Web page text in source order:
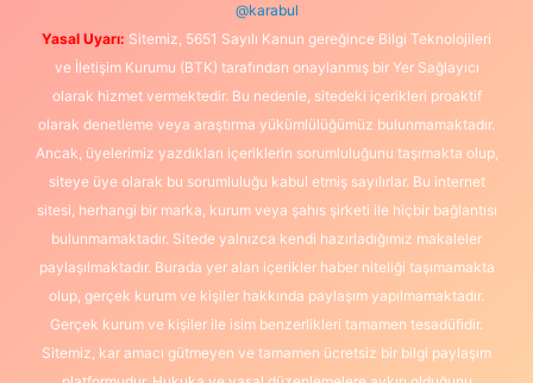
@karabul
Yasal Uyarı: Sitemiz, 5651 Sayılı Kanun gereğince Bilgi Teknolojileri
ve İletişim Kurumu (BTK) tarafından onaylanmış bir Yer Sağlayıcı
olarak hizmet vermektedir. Bu nedenle, sitedeki içerikleri proaktif
olarak denetleme veya araştırma yükümlülüğümüz bulunmamaktadır.
Ancak, üyelerimiz yazdıkları içeriklerin sorumluluğunu taşımakta olup,
siteye üye olarak bu sorumluluğu kabul etmiş sayılırlar. Bu internet
sitesi, herhangi bir marka, kurum veya şahıs şirketi ile hiçbir bağlantısı
bulunmamaktadır. Sitede yalnızca kendi hazırladığımız makaleler
paylaşılmaktadır. Burada yer alan içerikler haber niteliği taşımamakta
olup, gerçek kurum ve kişiler hakkında paylaşım yapılmamaktadır.
Gerçek kurum ve kişiler ile isim benzerlikleri tamamen tesadüfidir.
Sitemiz, kar amacı gütmeyen ve tamamen ücretsiz bir bilgi paylaşım